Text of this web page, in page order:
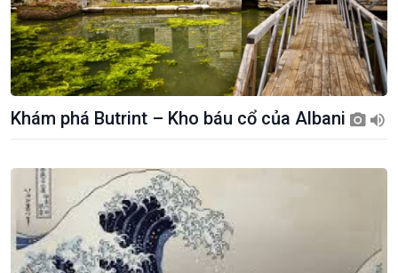
Khám phá Butrint – Kho báu cổ của Albani